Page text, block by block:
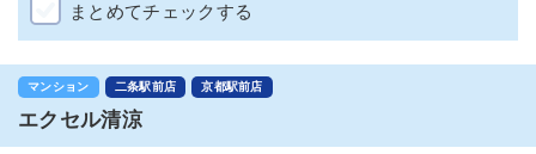
まとめてチェックする
マンション 二条駅前店 京都駅前店
エクセル清涼